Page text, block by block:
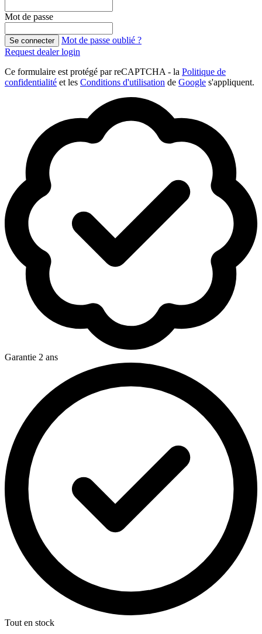
Mot de passe
Se connecter
Mot de passe oublié ?
Request dealer login
Ce formulaire est protégé par reCAPTCHA - la Politique de
confidentialité et les Conditions d'utilisation de Google s'appliquent.
Garantie 2 ans
Tout en stock